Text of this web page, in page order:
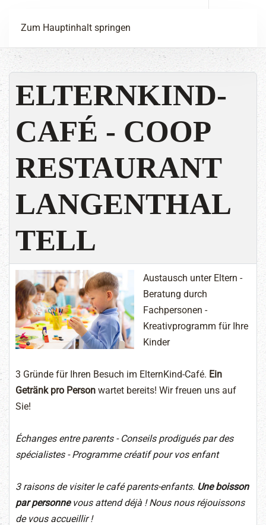
Zum Hauptinhalt springen
ELTERNKIND-
CAFÉ - COOP
RESTAURANT
LANGENTHAL
TELL
Austausch unter Eltern -
Beratung durch
Fachpersonen -
Kreativprogramm für Ihre
Kinder
3 Gründe für Ihren Besuch im ElternKind-Café. Ein
Getränk pro Person wartet bereits! Wir freuen uns auf
Sie!
Échanges entre parents - Conseils prodigués par des
spécialistes - Programme créatif pour vos enfant
3 raisons de visiter le café parents-enfants. Une boisson
par personne vous attend déjà ! Nous nous réjouissons
de vous accueillir !